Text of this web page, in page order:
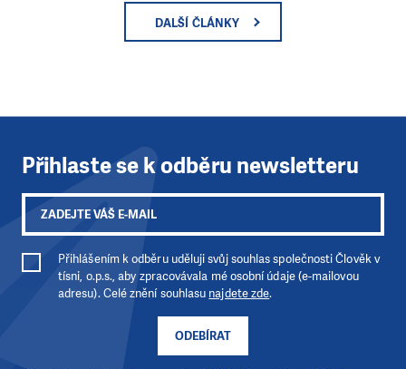
DALŠÍ ČLÁNKY
Přihlaste se k odběru newsletteru
ODEBÍRAT
Přihlášením k odběru uděluji svůj souhlas společnosti Člověk v
tísni, o.p.s., aby zpracovávala mé osobní údaje (e-mailovou
adresu). Celé znění souhlasu najdete zde.